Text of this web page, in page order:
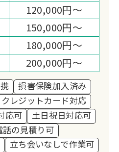
120,000円～
150,000円～
180,000円～
200,000円～
損害保険加入済み
クレジットカード対応
応可
土日祝日対応可
話の見積り可
立ち会いなしで作業可